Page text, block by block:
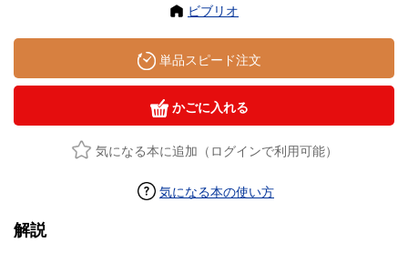
ビブリオ
単品スピード注文
かごに入れる
気になる本に追加（ログインで利用可能）
気になる本の使い方
解説